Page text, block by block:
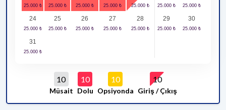
24 25 26 27 28 29 30
31
10
Müsait
10
Dolu
10
Opsiyonda
10
Giriş / Çıkış